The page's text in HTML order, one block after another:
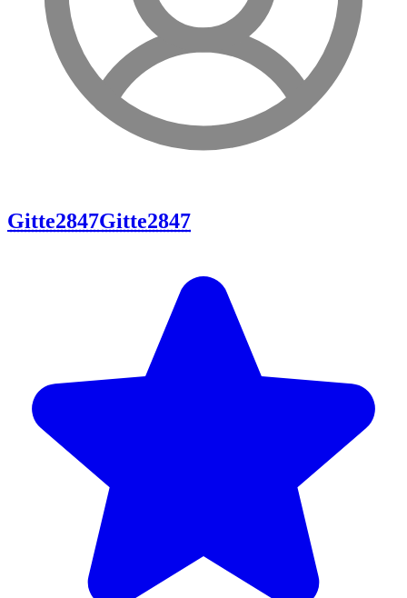
Gitte2847Gitte2847